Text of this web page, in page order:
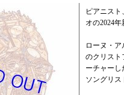
ピアニス
オの2024
ローヌ・
のクリスト
ーチャーし
ソングリス